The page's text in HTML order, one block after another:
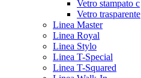
Vetro stampato c
Vetro trasparente
Linea Master
Linea Royal
Linea Stylo
Linea T-Special
Linea T-Squared